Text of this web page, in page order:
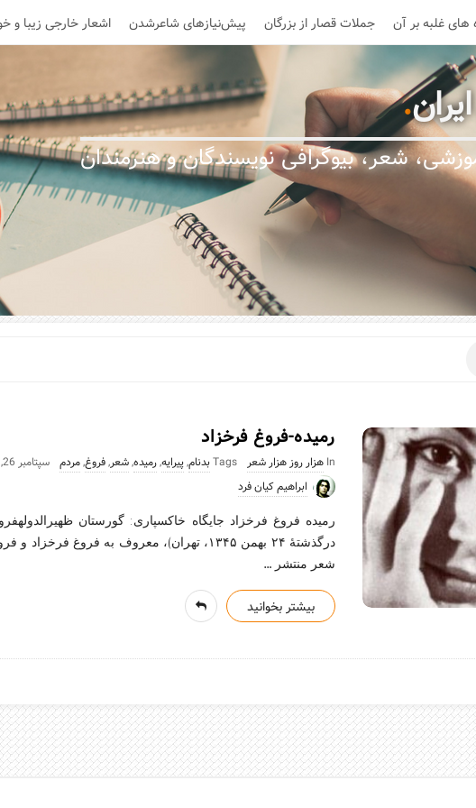
های غلبه بر آن جملات قصار از بزرگان پیش‌نیازهای شاعرشدن اشعار خارجی زیبا و
.
شعر، بیوگرافی نویسندگان و هنرمندان
رمیده-فروغ فرخزاد
In هزار روز هزار شعر Tagsبدنام,پیرایه,رمیده,شعر,فروغ,مردم سپتامبر 26, 2020
ابراهیم کیان فرد
درگذشتهٔ ۲۴ بهمن ۱۳۴۵، تهران)، معروف به فروغ
شعر منتشر …
بیشتر بخوانید